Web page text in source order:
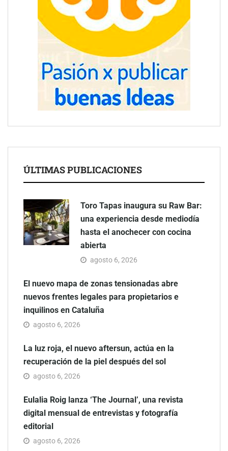
ÚLTIMAS PUBLICACIONES
Toro Tapas inaugura su Raw Bar:
una experiencia desde mediodía
hasta el anochecer con cocina
abierta
agosto 6, 2026
El nuevo mapa de zonas tensionadas abre
nuevos frentes legales para propietarios e
inquilinos en Cataluña
agosto 6, 2026
La luz roja, el nuevo aftersun, actúa en la
recuperación de la piel después del sol
agosto 6, 2026
Eulalia Roig lanza ‘The Journal’, una revista
digital mensual de entrevistas y fotografía
editorial
agosto 6, 2026